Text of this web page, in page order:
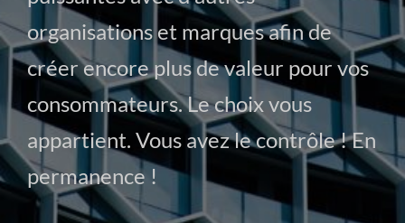
organisations et marques afin de
créer encore plus de valeur pour vos
consommateurs. Le choix vous
appartient. Vous avez le contrôle ! En
permanence !